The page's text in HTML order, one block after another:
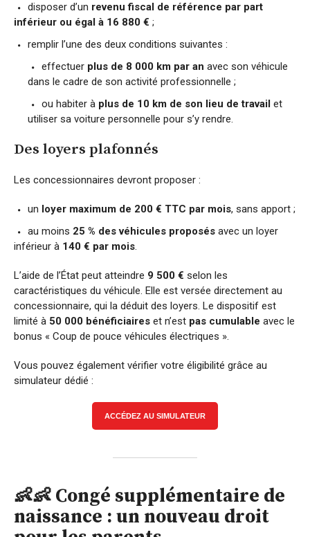
disposer d’un revenu fiscal de référence par part
inférieur ou égal à 16 880 € ;
remplir l’une des deux conditions suivantes :
effectuer plus de 8 000 km par an avec son véhicule
dans le cadre de son activité professionnelle ;
ou habiter à plus de 10 km de son lieu de travail et
utiliser sa voiture personnelle pour s’y rendre.
Des loyers plafonnés
Les concessionnaires devront proposer :
un loyer maximum de 200 € TTC par mois, sans apport ;
au moins 25 % des véhicules proposés avec un loyer
inférieur à 140 € par mois.
L’aide de l’État peut atteindre 9 500 € selon les
caractéristiques du véhicule. Elle est versée directement au
concessionnaire, qui la déduit des loyers. Le dispositif est
limité à 50 000 bénéficiaires et n’est pas cumulable avec le
bonus « Coup de pouce véhicules électriques ».
Vous pouvez également vérifier votre éligibilité grâce au
simulateur dédié :
ACCÉDEZ AU SIMULATEUR
👶👶 Congé supplémentaire de
naissance : un nouveau droit